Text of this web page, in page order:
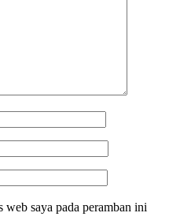
web saya pada peramban ini